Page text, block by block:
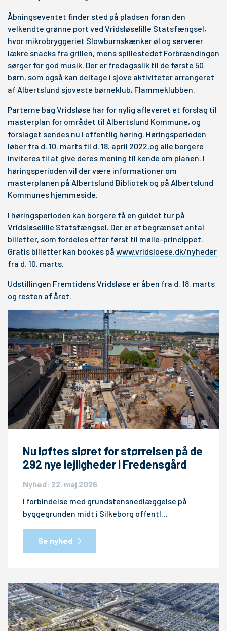
Åbningseventet finder sted på pladsen foran den
velkendte grønne port ved Vridsløselille Statsfængsel,
hvor mikrobryggeriet Slowburnskænker øl og serverer
lækre snacks fra grillen, mens spillestedet Forbrændingen
sørger for god musik. Der er fredagsslik til de første 50
børn, som også kan deltage i sjove aktiviteter arrangeret
af Albertslund sjoveste børneklub, Flammeklubben.
Parterne bag Vridsløse har for nylig afleveret et forslag til
masterplan for området til Albertslund Kommune, og
forslaget sendes nu i offentlig høring. Høringsperioden
løber fra d. 10. marts til d. 18. april 2022,og alle borgere
inviteres til at give deres mening til kende om planen. I
høringsperioden vil der være informationer om
masterplanen på Albertslund Bibliotek og på Albertslund
Kommunes hjemmeside.
I høringsperioden kan borgere få en guidet tur på
Vridsløselille Statsfængsel. Der er et begrænset antal
billetter, som fordeles efter først til mølle-princippet.
Gratis billetter kan bookes på www.vridsloese.dk/nyheder
fra d. 10. marts.
Udstillingen Fremtidens Vridsløse er åben fra d. 18. marts
og resten af året.
Nu løftes sløret for størrelsen på de
292 nye lejligheder i Fredensgård
Nyhed: 22. maj 2026
I forbindelse med grundstensnedlæggelse på
byggegrunden midt i Silkeborg offentl…
Se nyhed